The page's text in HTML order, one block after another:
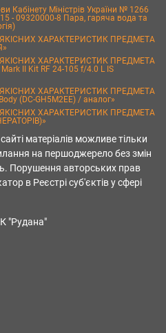
Кабінету Міністрів України № 1266
- 09320000-8 Пара, гаряча вода та
ХАРАКТЕРИСТИК ПРЕДМЕТА
ХАРАКТЕРИСТИК ПРЕДМЕТА
II Kit RF 24-105 f/4.0 L IS
ХАРАКТЕРИСТИК ПРЕДМЕТА
(DC-GH5M2EE) / аналог»
ХАРАКТЕРИСТИК ПРЕДМЕТА
матеріалів можливе тільки
на першоджерело без змін
Порушення авторських прав
в Реєстрі суб'єктів у сфері
"Рудана"